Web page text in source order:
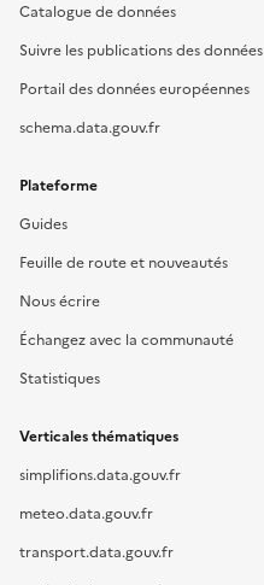
Catalogue de données
Suivre les publications des données
Portail des données européennes
schema.data.gouv.fr
Plateforme
Guides
Feuille de route et nouveautés
Nous écrire
Échangez avec la communauté
Statistiques
Verticales thématiques
simplifions.data.gouv.fr
meteo.data.gouv.fr
transport.data.gouv.fr